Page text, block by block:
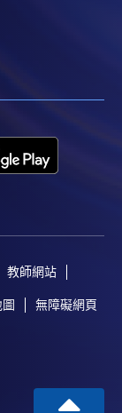
教師網站
無障礙網頁